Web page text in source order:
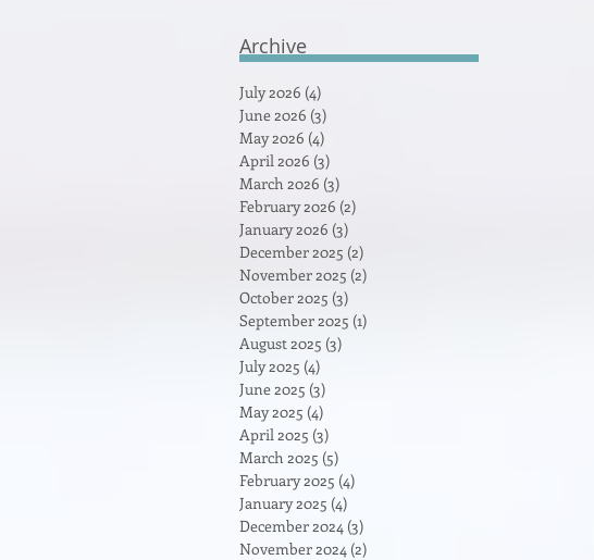
Archive
July 2026 (4)
June 2026 (3)
May 2026 (4)
April 2026 (3)
March 2026 (3)
February 2026 (2)
January 2026 (3)
December 2025 (2)
November 2025 (2)
October 2025 (3)
September 2025 (1)
August 2025 (3)
July 2025 (4)
June 2025 (3)
May 2025 (4)
April 2025 (3)
March 2025 (5)
February 2025 (4)
January 2025 (4)
December 2024 (3)
November 2024 (2)